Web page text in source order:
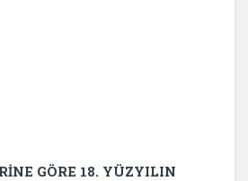
GÖRE 18. YÜZYILIN